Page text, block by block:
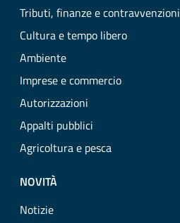
Tributi, finanze e contravvenzioni
Cultura e tempo libero
Ambiente
Imprese e commercio
Autorizzazioni
Appalti pubblici
Agricoltura e pesca
NOVITÀ
Notizie